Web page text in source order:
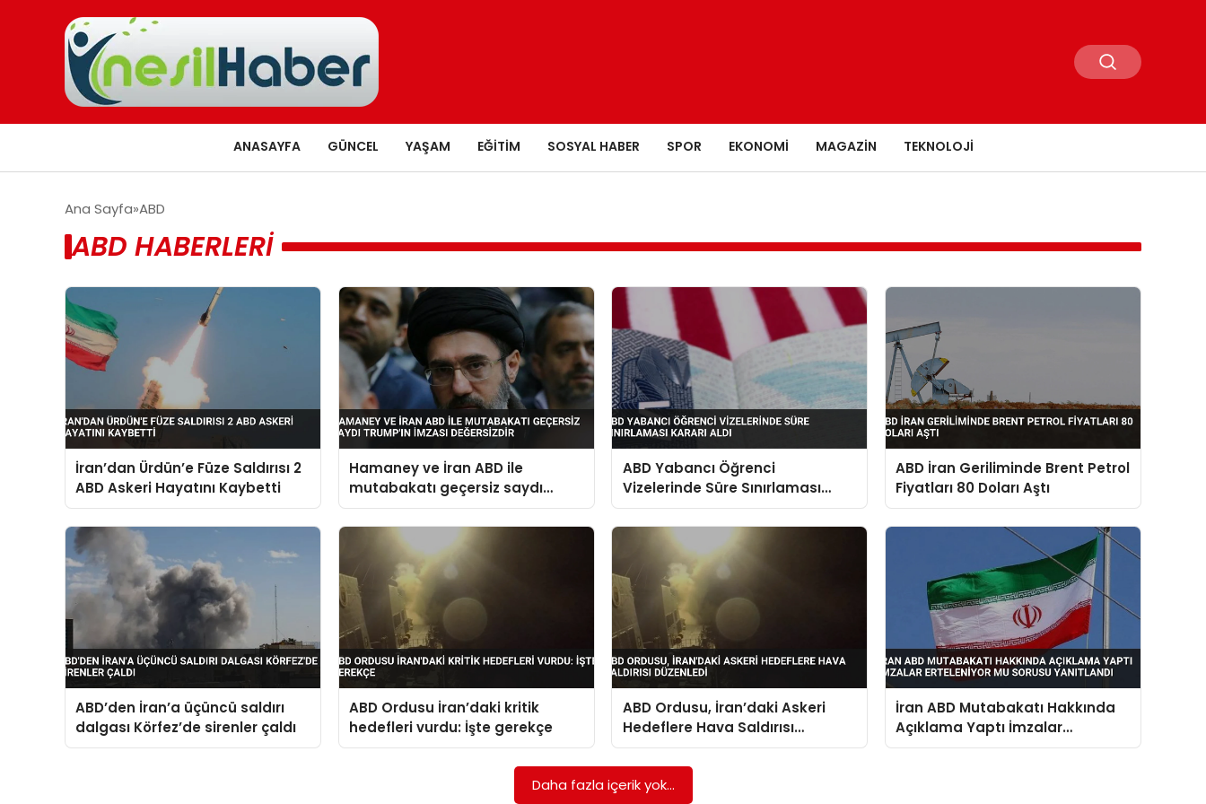
ANASAYFA GÜNCEL YAŞAM EĞITIM SOSYAL HABER SPOR EKONOMI MAGAZIN TEKNOLOJI
Ana Sayfa ABD
ABD HABERLERI
İran’dan Ürdün’e Füze Saldırısı 2
ABD Askeri Hayatını Kaybetti
Hamaney ve İran ABD ile
mutabakatı geçersiz saydı
Trump’ın imzası değersizdir
ABD Yabancı Öğrenci
Vizelerinde Süre Sınırlaması
Kararı Aldı
ABD İran Geriliminde Brent Petrol
Fiyatları 80 Doları Aştı
ABD’den İran’a üçüncü saldırı
dalgası Körfez’de sirenler çaldı
ABD Ordusu İran’daki kritik
hedefleri vurdu: İşte gerekçe
ABD Ordusu, İran’daki Askeri
Hedeflere Hava Saldırısı
Düzenledi
İran ABD Mutabakatı Hakkında
Açıklama Yaptı İmzalar
Erteleniyor Mu Sorusu Yanıtlandı
Daha fazla içerik yok...